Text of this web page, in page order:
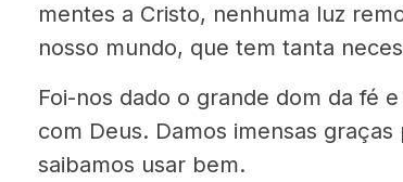
mentes a Cristo, nenhuma luz
nosso mundo, que tem tanta
Foi-nos dado o grande dom da fé
com Deus. Damos imensas
saibamos usar bem.